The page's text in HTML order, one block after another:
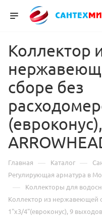
Коллектор
сборе без
Главная — Каталог —
Регулирующая арматура в
— Коллекторы для
Коллектор из нержавеющей
1"х3/4"(евроконус), 9